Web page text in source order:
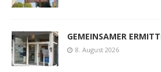
GEMEINSAMER
8. August 2026